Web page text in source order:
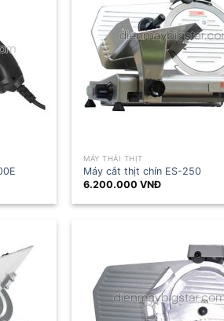
MÁY THÁI THỊT
Máy cắt thịt chín ES-250
6.200.000VNĐ